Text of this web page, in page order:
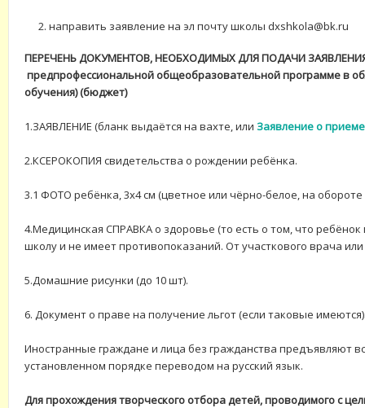
направить заявление на эл почту школы dxshkola@bk.ru
ПЕРЕЧЕНЬ ДОКУМЕНТОВ, НЕОБХОДИМЫХ ДЛЯ ПОДАЧИ
предпрофессиональной общеобразовательной программе в
обучения) (бюджет)
1.ЗАЯВЛЕНИЕ (бланк выдаётся на вахте, или Заявление о
2.КСЕРОКОПИЯ свидетельства о рождении ребёнка.
3.1 ФОТО ребёнка, 3х4 см (цветное или чёрно-белое, на
4.Медицинская СПРАВКА о здоровье (то есть о том, что
школу и не имеет противопоказаний. От участкового врача
5.Домашние рисунки (до 10 шт).
6. Документ о праве на получение льгот (если таковые
Иностранные граждане и лица без гражданства предъявляют
установленном порядке переводом на русский язык.
Для прохождения творческого отбора детей, проводимого с